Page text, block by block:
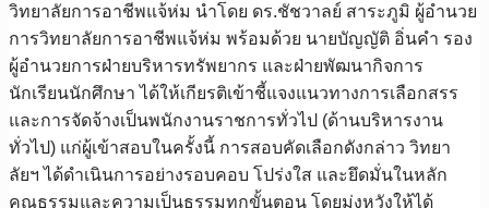
วิทยาลัยการอาชีพแจ้ห่ม นำโดย ดร.ชัชวาลย์ สาระภูมิ ผู้อำนวย
การวิทยาลัยการอาชีพแจ้ห่ม พร้อมด้วย นายบัญญัติ อิ่นคำ รอง
ผู้อำนวยการฝ่ายบริหารทรัพยากร และฝ่ายพัฒนากิจการ
นักเรียนนักศึกษา ได้ให้เกียรติเข้าชี้แจงแนวทางการเลือกสรร
และการจัดจ้างเป็นพนักงานราชการทั่วไป (ด้านบริหารงาน
ทั่วไป) แก่ผู้เข้าสอบในครั้งนี้ การสอบคัดเลือกดังกล่าว วิทยา
ลัยฯ ได้ดำเนินการอย่างรอบคอบ โปร่งใส และยึดมั่นในหลัก
คุณธรรมและความเป็นธรรมทุกขั้นตอน โดยมุ่งหวังให้ได้